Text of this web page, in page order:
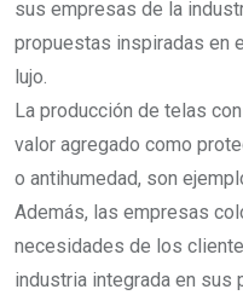
sus empresas de la
propuestas inspiradas en
lujo.
La producción de telas
valor agregado como
o antihumedad, son
Además, las empresas
necesidades de los
industria integrada en